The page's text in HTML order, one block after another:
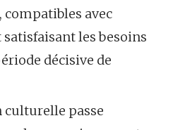
compatibles avec
satisfaisant les besoins
décisive de
passe